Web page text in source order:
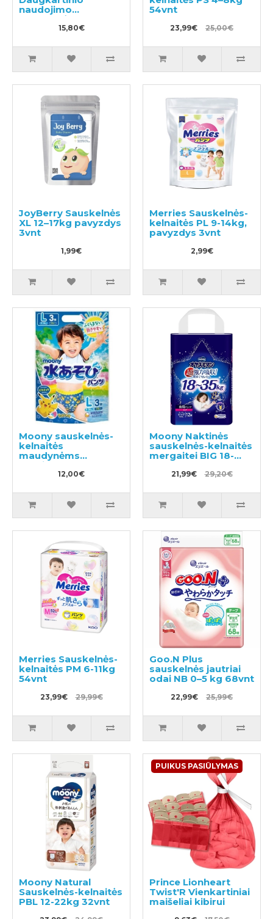
naudojimo
sauskelnės
plaukimui ir tualeto
15,80€
54vnt
23,99€ 25,00€
JoyBerry Sauskelnės
XL 12–17kg pavyzdys
3vnt
1,99€
Merries Sauskelnės-
kelnaitės PL 9-14kg,
pavyzdys 3vnt
2,99€
Moony sauskelnės-
kelnaitės
maudynėms
berniukams PL 9-
14kg 3vnt12,00€
Moony Naktinės
sauskelnės-kelnaitės
mergaitei BIG 18-
21,99€ 29,20€
Merries Sauskelnės-
kelnaitės PM 6-11kg
54vnt
23,99€ 29,99€
Goo.N Plus
sauskelnės jautriai
odai NB 0–5 kg 68vnt
22,99€ 25,99€
Moony Natural
Sauskelnės-kelnaitės
PBL 12-22kg 32vnt
PUIKUS PASIŪLYMAS
Prince Lionheart
Twist'R Vienkartiniai
maišeliai kibirui